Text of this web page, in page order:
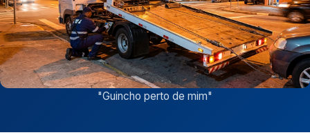
"Guincho perto de mim"